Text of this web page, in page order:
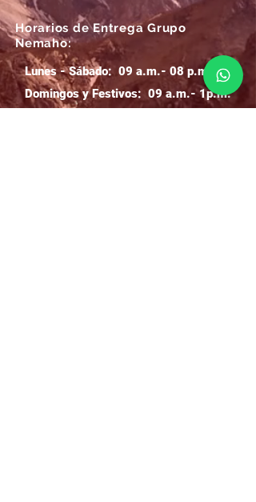
Horarios de Entrega Grupo
Nemaho:
Lunes - Sábado: 09 a.m.- 08 p.m.
Domingos y Festivos: 09 a.m.- 1p.m.